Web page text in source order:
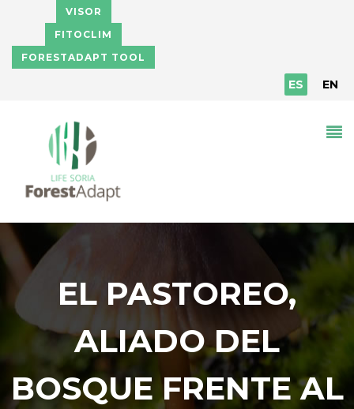
Pasar al contenido principal
VISOR
FITOCLIM
FORESTADAPT TOOL
ES EN
EL PASTOREO,
ALIADO DEL
BOSQUE FRENTE AL